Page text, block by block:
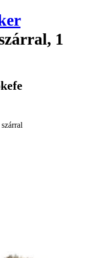
1